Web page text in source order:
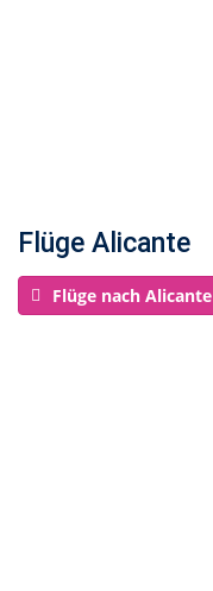
Flüge Alicante
Flüge nach Alicante